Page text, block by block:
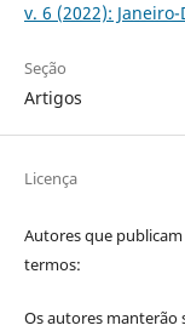
v. 6 (2022):
Seção
Artigos
Licença
Autores que
termos:
Os autores manterão